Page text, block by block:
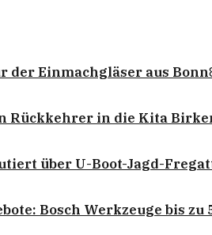
der Einmachgläser aus Bonn
Rückkehrer in die Kita
über U-Boot-Jagd-
Bosch Werkzeuge bis zu